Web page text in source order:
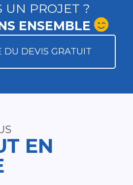
UN PROJET ?
ENSEMBLE
DU DEVIS GRATUIT
EN